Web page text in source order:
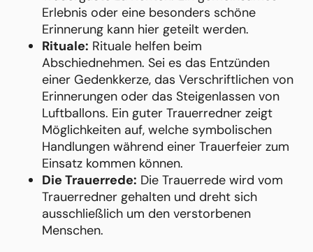
Erlebnis oder eine besonders schöne
Erinnerung kann hier geteilt werden.
Rituale: Rituale helfen beim
Abschiednehmen. Sei es das Entzünden
einer Gedenkkerze, das Verschriftlichen von
Erinnerungen oder das Steigenlassen von
Luftballons. Ein guter Trauerredner zeigt
Möglichkeiten auf, welche symbolischen
Handlungen während einer Trauerfeier zum
Einsatz kommen können.
Die Trauerrede: Die Trauerrede wird vom
Trauerredner gehalten und dreht sich
ausschließlich um den verstorbenen
Menschen.